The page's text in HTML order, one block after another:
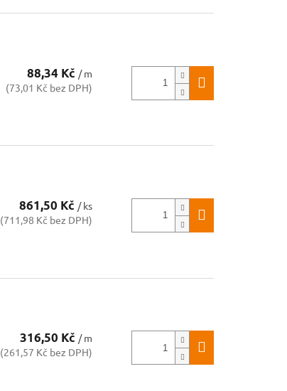
88,34 Kč / m
(73,01 Kč bez DPH)
861,50 Kč / ks
(711,98 Kč bez DPH)
316,50 Kč/ m
(261,57 Kč bez DPH)